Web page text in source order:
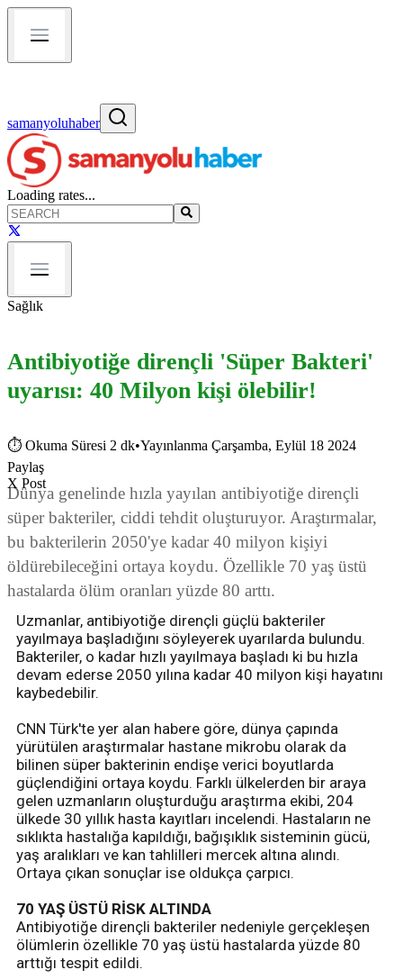
samanyoluhaber
Loading rates...
Sağlık
Antibiyotiğe dirençli 'Süper Bakteri'
uyarısı: 40 Milyon kişi ölebilir!
⏱ Okuma Süresi 2 dk•Yayınlanma Çarşamba, Eylül 18 2024
Paylaş
X Post
Dünya genelinde hızla yayılan antibiyotiğe dirençli
süper bakteriler, ciddi tehdit oluşturuyor. Araştırmalar,
bu bakterilerin 2050'ye kadar 40 milyon kişiyi
öldürebileceğini ortaya koydu. Özellikle 70 yaş üstü
hastalarda ölüm oranları yüzde 80 arttı.
Uzmanlar, antibiyotiğe dirençli güçlü bakteriler
yayılmaya başladığını söyleyerek uyarılarda bulundu.
Bakteriler, o kadar hızlı yayılmaya başladı ki bu hızla
devam ederse 2050 yılına kadar 40 milyon kişi hayatını
kaybedebilir.
CNN Türk'te yer alan habere göre, dünya çapında
yürütülen araştırmalar hastane mikrobu olarak da
bilinen süper bakterinin endişe verici boyutlarda
güçlendiğini ortaya koydu. Farklı ülkelerden bir araya
gelen uzmanların oluşturduğu araştırma ekibi, 204
ülkede 30 yıllık hasta kayıtları incelendi. Hastaların ne
sıklıkta hastalığa kapıldığı, bağışıklık sisteminin gücü,
yaş aralıkları ve kan tahlilleri mercek altına alındı.
Ortaya çıkan sonuçlar ise oldukça çarpıcı.
70 YAŞ ÜSTÜ RİSK ALTINDA
Antibiyotiğe dirençli bakteriler nedeniyle gerçekleşen
ölümlerin özellikle 70 yaş üstü hastalarda yüzde 80
arttığı tespit edildi.